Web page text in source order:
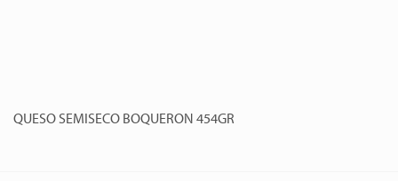
QUESO SEMISECO BOQUERON 454GR